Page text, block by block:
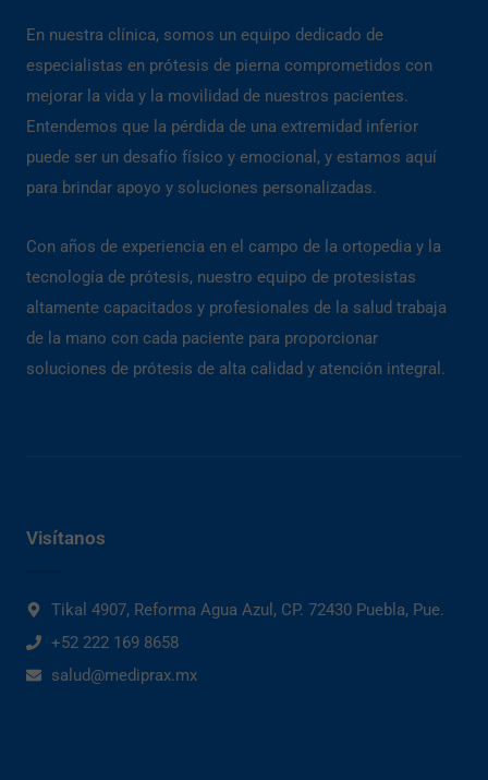
En nuestra clínica, somos un equipo dedicado de
especialistas en prótesis de pierna comprometidos con
mejorar la vida y la movilidad de nuestros pacientes.
Entendemos que la pérdida de una extremidad inferior
puede ser un desafío físico y emocional, y estamos aquí
para brindar apoyo y soluciones personalizadas.
Con años de experiencia en el campo de la ortopedia y la
tecnología de prótesis, nuestro equipo de protesistas
altamente capacitados y profesionales de la salud trabaja
de la mano con cada paciente para proporcionar
soluciones de prótesis de alta calidad y atención integral.
Visítanos
Tikal 4907, Reforma Agua Azul, CP. 72430 Puebla, Pue.
+52 222 169 8658
salud@mediprax.mx